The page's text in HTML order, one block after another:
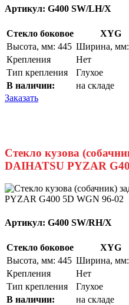
Артикул: G400 SW/LH/X
Стекло боковое
XYG
Высота, мм: 445 Ширина, мм:
Крепления
Нет
Тип крепления
Глухое
В наличии:
на складе
Заказать
Стекло кузова
DAIHATSU PYZAR
Артикул: G400 SW/RH/X
Стекло боковое
XYG
Высота, мм: 445 Ширина, мм:
Крепления
Нет
Тип крепления
Глухое
В наличии:
на складе